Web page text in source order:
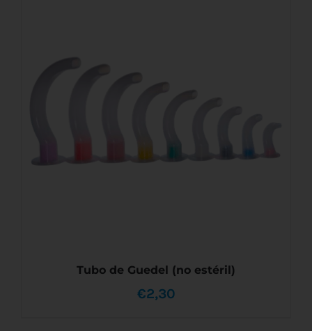
Tubo de Guedel (no estéril)
€2,30